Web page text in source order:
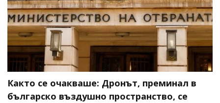
Както се очакваше: Дронът, преминал в
българско въздушно пространство, се